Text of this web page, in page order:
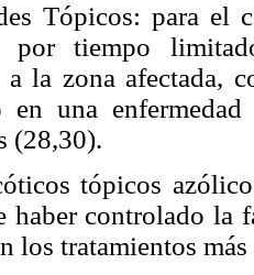
Tópicos: para el
por tiempo
a la zona afectada,
en una
(28,30).
tópicos
haber controlado la
los tratamientos